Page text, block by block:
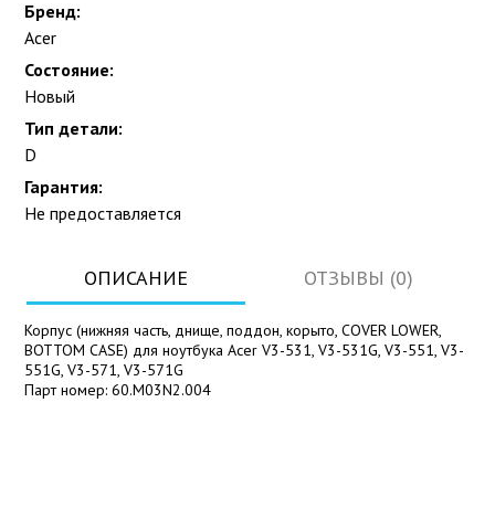
Бренд:
Acer
Состояние:
Новый
Тип детали:
D
Гарантия:
Не предоставляется
ОПИСАНИЕ ОТЗЫВЫ (0)
Корпус (нижняя часть, днище, поддон, корыто, COVER LOWER,
BOTTOM CASE) для ноутбука Acer V3-531, V3-531G, V3-551, V3-
551G, V3-571, V3-571G
Парт номер: 60.M03N2.004